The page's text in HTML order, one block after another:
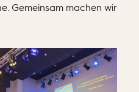
Gemeinsam machen wir